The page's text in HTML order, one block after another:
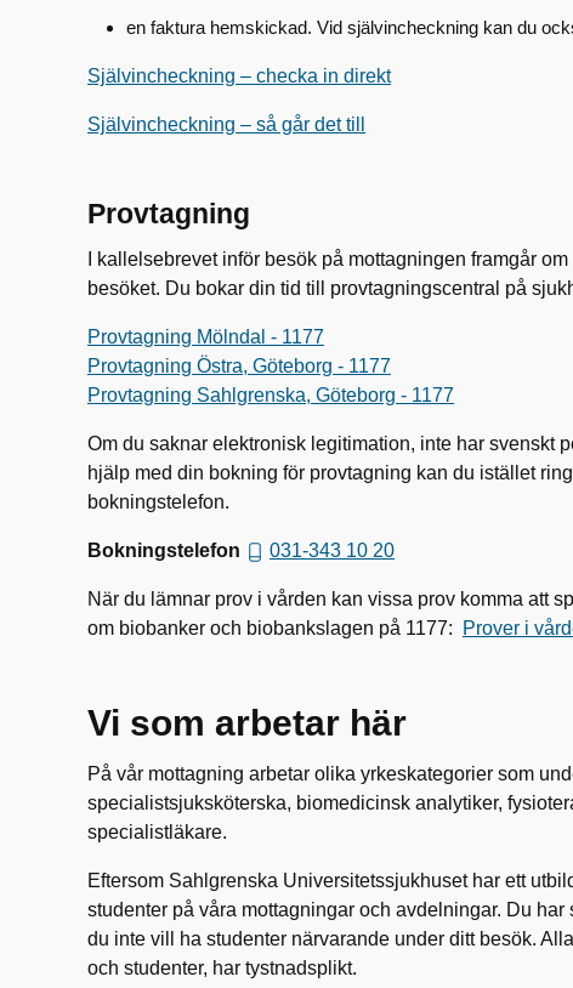
en faktura hemskickad. Vid självincheckning kan du
Självincheckning – checka in direkt
Självincheckning – så går det till
Provtagning
I kallelsebrevet inför besök på mottagningen framgår
besöket. Du bokar din tid till provtagningscentral på
Provtagning Mölndal - 1177
Provtagning Östra, Göteborg - 1177
Provtagning Sahlgrenska, Göteborg - 1177
Om du saknar elektronisk legitimation, inte har svenskt
hjälp med din bokning för provtagning kan du istället
bokningstelefon.
Bokningstelefon 031-343 10 20
När du lämnar prov i vården kan vissa prov komma att
om biobanker och biobankslagen på 1177:
Prover i
Vi som arbetar här
På vår mottagning arbetar olika yrkeskategorier som
specialistsjuksköterska, biomedicinsk analytiker,
specialistläkare.
Eftersom Sahlgrenska Universitetssjukhuset har ett
studenter på våra mottagningar och avdelningar. Du har
du inte vill ha studenter närvarande under ditt besök.
och studenter, har tystnadsplikt.